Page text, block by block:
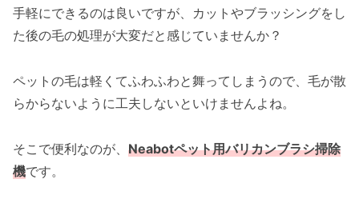
手軽にできるのは良いですが、カットやブラッシングをし
た後の毛の処理が大変だと感じていませんか？
ペットの毛は軽くてふわふわと舞ってしまうので、毛が散
らからないように工夫しないといけませんよね。
そこで便利なのが、 Neabotペット用バリカンブラシ掃除
機です。